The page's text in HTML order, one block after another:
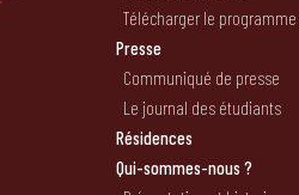
Télécharger le programme
Presse
Communiqué de presse
Le journal des étudiants
Résidences
Qui-sommes-nous ?